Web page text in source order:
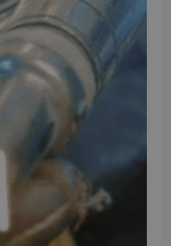
Historie
Privatlivspolitik
brands
09:00 - 16:00
TMP